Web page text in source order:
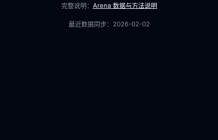
完整说明： Arena 数据与方法说明
最近数据同步： 2026-02-02